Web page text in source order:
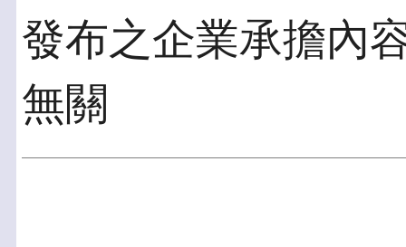
發布之企業承擔內
無關